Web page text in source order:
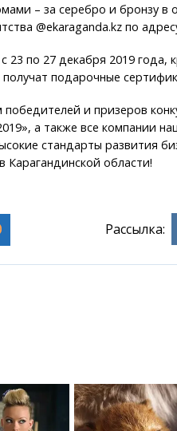
– за серебро и бронзу в
@ekaraganda.kz по
23 по 27 декабря 2019 года,
подарочные
и призеров
а также все компании
стандарты развития
Карагандинской области!
Рассылка: